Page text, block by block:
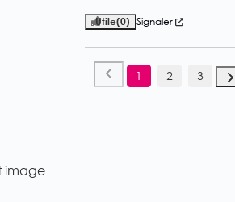
Utile(0) Signaler
1 2 3